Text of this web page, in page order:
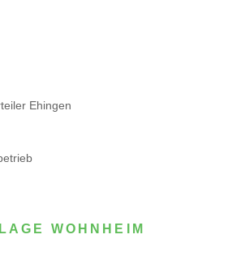
Ehingen
WOHNHEIM